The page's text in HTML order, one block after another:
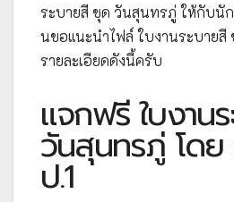
ระบายสี ชุด วันสุนทรภู่ ให้กับนั
นขอแนะนำไฟล์ ใบงานระบายสี
รายละเอียดดังนี้ครับ
แจกฟรี ใบงาน
วันสุนทรภู่ โด
ป.1